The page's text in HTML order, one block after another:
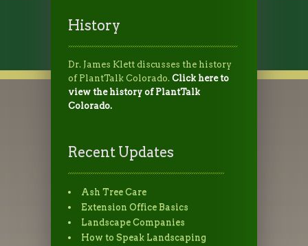
History
Dr. James Klett discusses the history
of PlantTalk Colorado. Click here to
view the history of PlantTalk
Colorado.
Recent Updates
Ash Tree Care
Extension Office Basics
Landscape Companies
How to Speak Landscaping